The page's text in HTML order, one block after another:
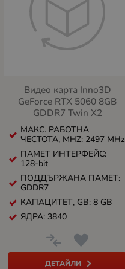
Видео карта Inno3D
GeForce RTX 5060 8GB
GDDR7 Twin X2
МАКС. РАБОТНА
ЧЕСТОТА, MHZ: 2497 MHz
ПАМЕТ ИНТЕРФЕЙС:
128-bit
ПОДДЪРЖАНА ПАМЕТ:
GDDR7
КАПАЦИТЕТ, GB: 8 GB
ЯДРА: 3840
ДЕТАЙЛИ